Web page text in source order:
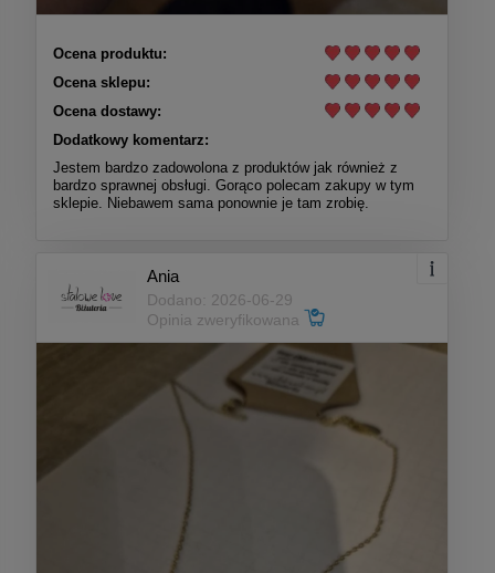
Ocena produktu:
Ocena sklepu:
Ocena dostawy:
Dodatkowy komentarz:
Jestem bardzo zadowolona z produktów jak również z
bardzo sprawnej obsługi. Gorąco polecam zakupy w tym
sklepie. Niebawem sama ponownie je tam zrobię.
Ania
Dodano: 2026-06-29
Opinia zweryfikowana